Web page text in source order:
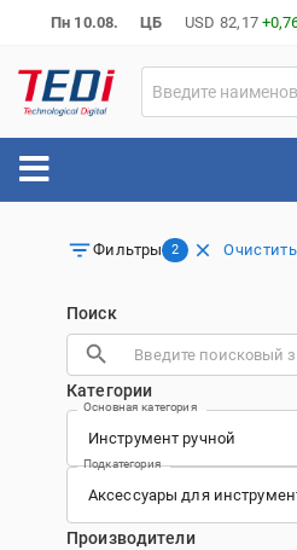
Пн 10.08. ЦБ USD 82,17
Фильтры 2 Очистить
Поиск
Категории
Основная категория
Подкатегория
Производители